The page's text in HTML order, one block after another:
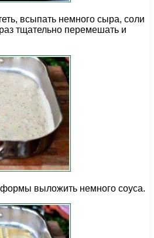
всыпать немного сыра, соли
тщательно перемешать и
выложить немного соуса.